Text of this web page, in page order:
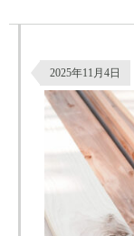
2025年11月4日